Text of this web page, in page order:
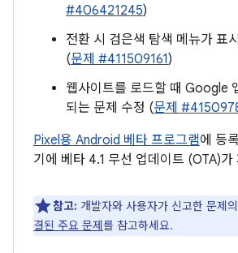
#406421245)
전환 시 검은색 탐색 메뉴가 표
(문제 #411509161)
웹사이트를 로드할 때 Google
되는 문제 수정 (문제
Pixel용 Android 베타 프로그램에 등
기에 베타 4.1 무선 업데이트 (OTA)가
참고: 개발자와 사용자가 신고한 문제
결된 주요 문제를 참고하세요.